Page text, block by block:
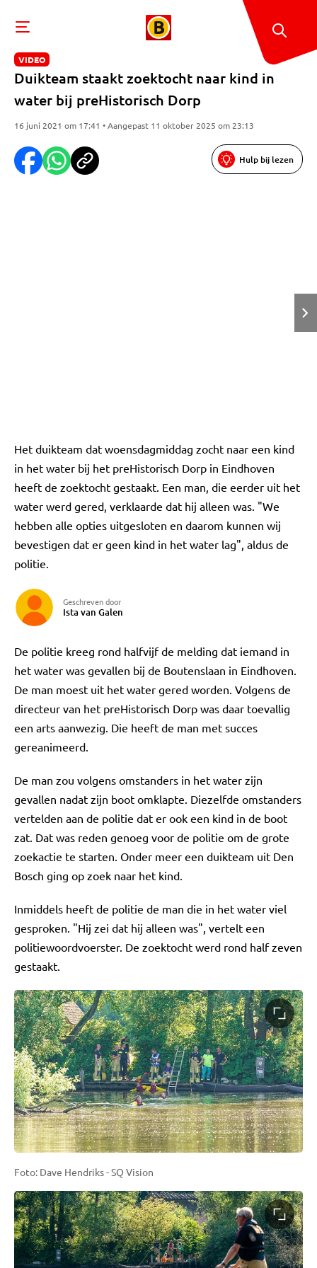
VIDEO
Duikteam staakt zoektocht naar kind in
water bij preHistorisch Dorp
16 juni 2021 om 17:41 • Aangepast 11 oktober 2025 om 23:13
Hulp bij lezen
Het duikteam dat woensdagmiddag zocht naar een kind
in het water bij het preHistorisch Dorp in Eindhoven
heeft de zoektocht gestaakt. Een man, die eerder uit het
water werd gered, verklaarde dat hij alleen was. "We
hebben alle opties uitgesloten en daarom kunnen wij
bevestigen dat er geen kind in het water lag", aldus de
politie.
Geschreven door
Ista van Galen
De politie kreeg rond halfvijf de melding dat iemand in
het water was gevallen bij de Boutenslaan in Eindhoven.
De man moest uit het water gered worden. Volgens de
directeur van het preHistorisch Dorp was daar toevallig
een arts aanwezig. Die heeft de man met succes
gereanimeerd.
De man zou volgens omstanders in het water zijn
gevallen nadat zijn boot omklapte. Diezelfde omstanders
vertelden aan de politie dat er ook een kind in de boot
zat. Dat was reden genoeg voor de politie om de grote
zoekactie te starten. Onder meer een duikteam uit Den
Bosch ging op zoek naar het kind.
Inmiddels heeft de politie de man die in het water viel
gesproken. "Hij zei dat hij alleen was", vertelt een
politiewoordvoerster. De zoektocht werd rond half zeven
gestaakt.
Foto: Dave Hendriks - SQ Vision